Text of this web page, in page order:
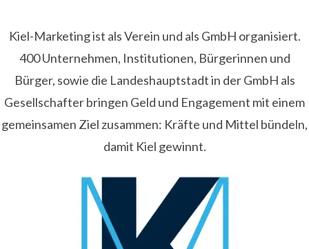
Kiel-Marketing ist als Verein und als GmbH organisiert.
400 Unternehmen, Institutionen, Bürgerinnen und
Bürger, sowie die Landeshauptstadt in der GmbH als
Gesellschafter bringen Geld und Engagement mit einem
gemeinsamen Ziel zusammen: Kräfte und Mittel bündeln,
damit Kiel gewinnt.